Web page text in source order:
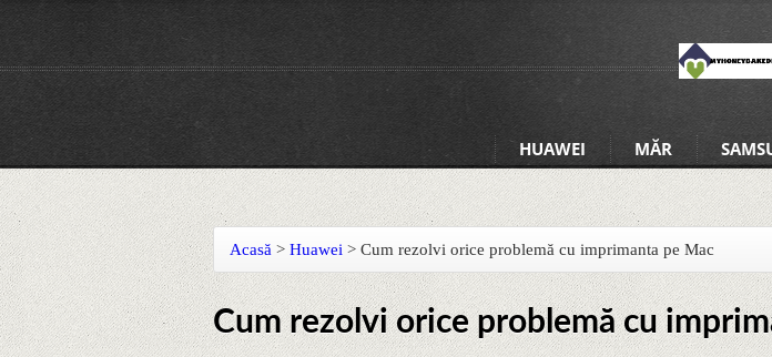
HUAWEI MĂR
Acasă > Huawei > Cum rezolvi orice problemă cu imprimanta pe Mac
Cum rezolvi orice problemă cu